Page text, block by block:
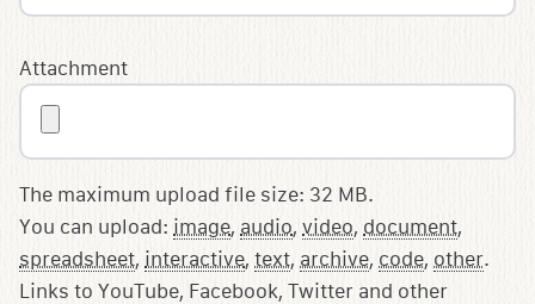
Attachment
The maximum upload file size: 32 MB.
You can upload: image, audio, video, document,
spreadsheet, interactive, text, archive, code, other.
Links to YouTube, Facebook, Twitter and other